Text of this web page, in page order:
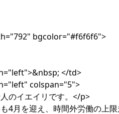
bgcolor="#f6f6f6">
</td>
colspan="5">
のイエイリです。</p>
4月を迎え、時間外労働の上